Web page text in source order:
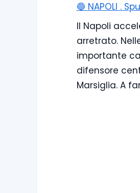
🔵 NAPOLI .
Il Napoli
arretrato.
importante
difensore
Marsiglia. A